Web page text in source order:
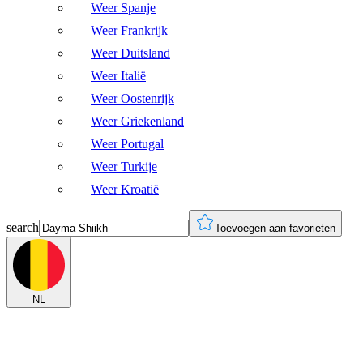
Weer Spanje
Weer Frankrijk
Weer Duitsland
Weer Italië
Weer Oostenrijk
Weer Griekenland
Weer Portugal
Weer Turkije
Weer Kroatië
search Toevoegen aan favorieten
NL